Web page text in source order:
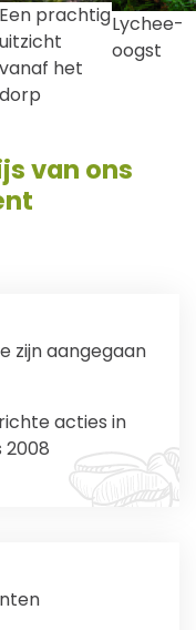
Een prachtig
uitzicht
vanaf het
dorp
Lychee-
oogst
van ons
zijn aangegaan
acties in
2008